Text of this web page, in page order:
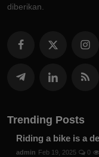
diberikan.
Trending Posts
Riding a bike is a
admin Feb 19, 2025 0